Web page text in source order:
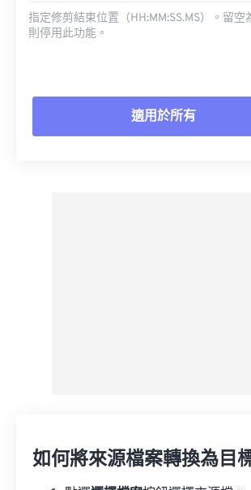
指定修剪結束位置（HH:MM:SS.MS）。留
則停用此功能。
適用於所有
如何將來源檔案轉換為目